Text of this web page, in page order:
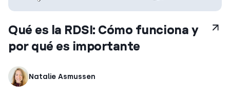
Qué es la RDSI: Cómo funciona y
por qué es importante
Natalie Asmussen